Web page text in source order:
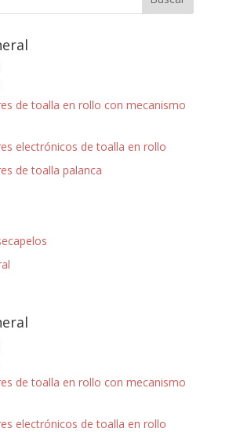
de toalla en rollo con mecanismo
electrónicos de toalla en rollo
de toalla palanca
de toalla en rollo con mecanismo
electrónicos de toalla en rollo